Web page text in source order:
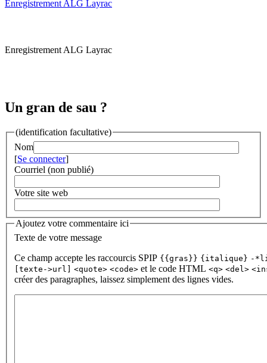
Enregistrement ALG Layrac
Enregistrement ALG Layrac
Un gran de sau ?
(identification facultative)
Nom
[Se connecter]
Courriel (non publié)
Votre site web
Ajoutez votre commentaire ici
Texte de votre message
Ce champ accepte les raccourcis SPIP {{gras}} {italique} -
[texte->url] <quote> <code> et le code HTML <q> <del>
créer des paragraphes, laissez simplement des lignes vides.